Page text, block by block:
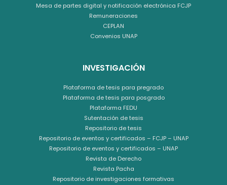
Mesa de partes digital y notificación electrónica FCJP
Remuneraciones
CEPLAN
Convenios UNAP
INVESTIGACIÓN
Plataforma de tesis para pregrado
Plataforma de tesis para posgrado
Plataforma FEDU
Sutentación de tesis
Repositorio de tesis
Repositorio de eventos y certificados – FCJP – UNAP
Repositorio de eventos y certificados – UNAP
Revista de Derecho
Revista Pacha
Repositorio de investigaciones formativas